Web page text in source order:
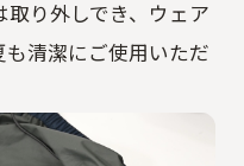
り外しでき、ウェア
清潔にご使用いただ